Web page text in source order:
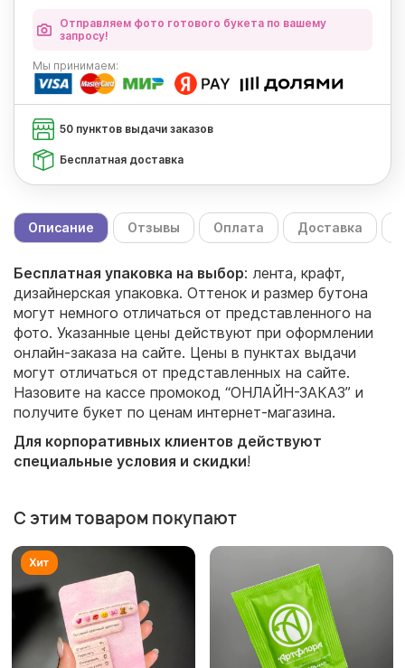
Отправляем фото готового букета по вашему
запросу!
Мы принимаем:
50 пунктов выдачи заказов
Бесплатная доставка
Описание Отзывы Оплата Доставка
Бесплатная упаковка на выбор: лента, крафт,
дизайнерская упаковка. Оттенок и размер бутона
могут немного отличаться от представленного на
фото. Указанные цены действуют при оформлении
онлайн-заказа на сайте. Цены в пунктах выдачи
могут отличаться от представленных на сайте.
Назовите на кассе промокод “ОНЛАЙН-ЗАКАЗ” и
получите букет по ценам интернет-магазина.
Для корпоративных клиентов действуют
специальные условия и скидки!
С этим товаром покупают